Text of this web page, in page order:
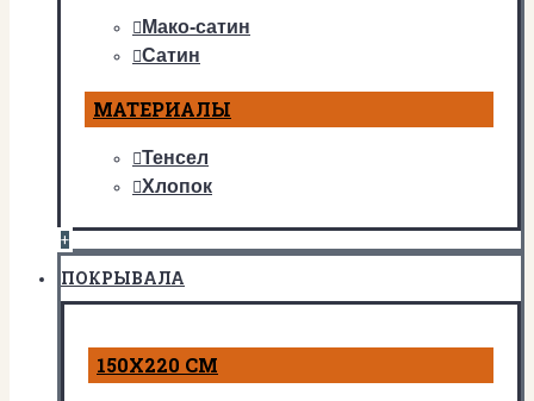
Мако-сатин
Сатин
МАТЕРИАЛЫ
Тенсел
Хлопок
+
ПОКРЫВАЛА
150Х220 СМ